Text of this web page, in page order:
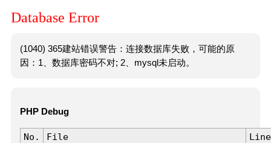
Database Error
(1040) 365建站错误警告：连接数据库失败，可能的原
因：1、数据库密码不对; 2、mysql未启动。
PHP Debug
No. File
Line